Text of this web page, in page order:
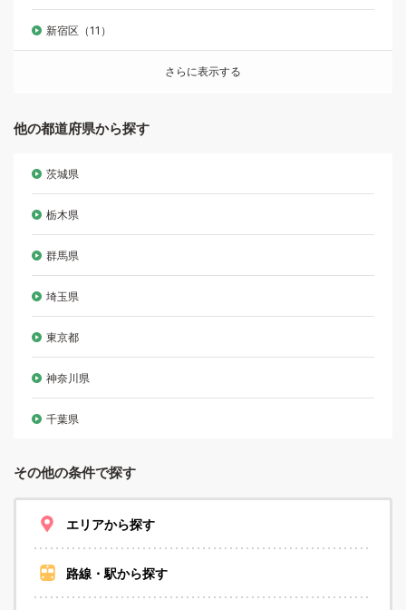
新宿区（11）
さらに表示する
他の都道府県から探す
茨城県
栃木県
群馬県
埼玉県
東京都
神奈川県
千葉県
その他の条件で探す
エリアから探す
路線・駅から探す